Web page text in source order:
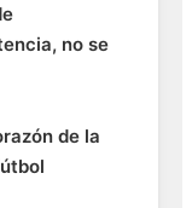
no se
de la